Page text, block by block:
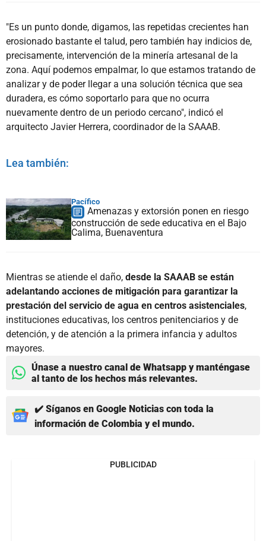
"Es un punto donde, digamos, las repetidas crecientes han
erosionado bastante el talud, pero también hay indicios de,
precisamente, intervención de la minería artesanal de la
zona. Aquí podemos empalmar, lo que estamos tratando de
analizar y de poder llegar a una solución técnica que sea
duradera, es cómo soportarlo para que no ocurra
nuevamente dentro de un periodo cercano", indicó el
arquitecto Javier Herrera, coordinador de la SAAAB.
Lea también:
Pacífico
Amenazas y extorsión ponen en riesgo
construcción de sede educativa en el Bajo
Calima, Buenaventura
Mientras se atiende el daño, desde la SAAAB se están
adelantando acciones de mitigación para garantizar la
prestación del servicio de agua en centros asistenciales,
instituciones educativas, los centros penitenciarios y de
detención, y de atención a la primera infancia y adultos
mayores.
Únase a nuestro canal de Whatsapp y manténgase
al tanto de los hechos más relevantes.
✔️ Síganos en Google Noticias con toda la
información de Colombia y el mundo.
PUBLICIDAD